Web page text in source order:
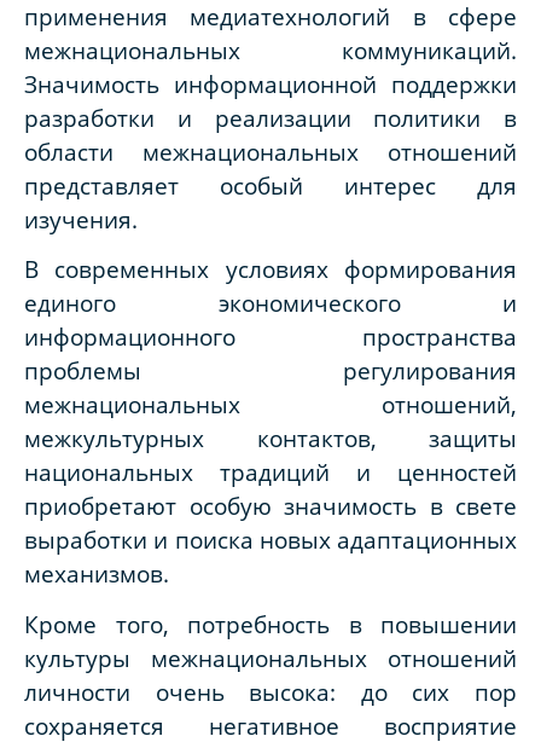
применения медиатехнологий в сфере
межнациональных коммуникаций.
Значимость информационной поддержки
разработки и реализации политики в
области межнациональных отношений
представляет особый интерес для
изучения.
В современных условиях формирования
единого экономического и
информационного пространства
проблемы регулирования
межнациональных отношений,
межкультурных контактов, защиты
национальных традиций и ценностей
приобретают особую значимость в свете
выработки и поиска новых адаптационных
механизмов.
Кроме того, потребность в повышении
культуры межнациональных отношений
личности очень высока: до сих пор
сохраняется негативное восприятие